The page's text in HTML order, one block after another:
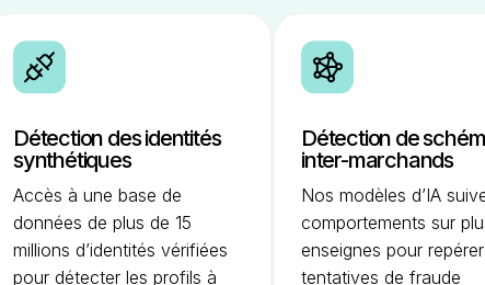
Détection des identités
synthétiques
Accès à une base de
données de plus de 15
millions d’identités vérifiées
pour détecter les profils à
Détection de
inter-marchands
Nos modèles d’IA
comportements sur
enseignes pour
tentatives de fraude